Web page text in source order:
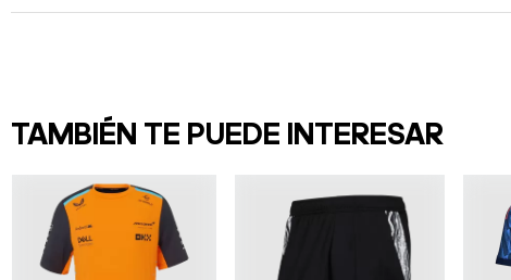
TAMBIÉN TE PUEDE INTERESAR